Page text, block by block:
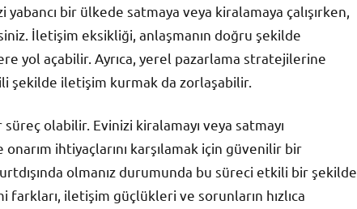
bir ülkede satmaya veya kiralamaya çalışırken,
İletişim eksikliği, anlaşmanın doğru şekilde
yol açabilir. Ayrıca, yerel pazarlama stratejilerine
şekilde iletişim kurmak da zorlaşabilir.
olabilir. Evinizi kiralamayı veya satmayı
ihtiyaçlarını karşılamak için güvenilir bir
olmanız durumunda bu süreci etkili bir şekilde
iletişim güçlükleri ve sorunların hızlıca